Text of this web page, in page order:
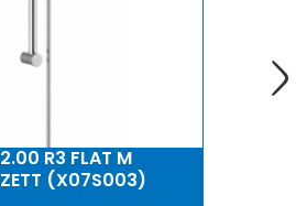
R3 FLAT M
(X07S003)